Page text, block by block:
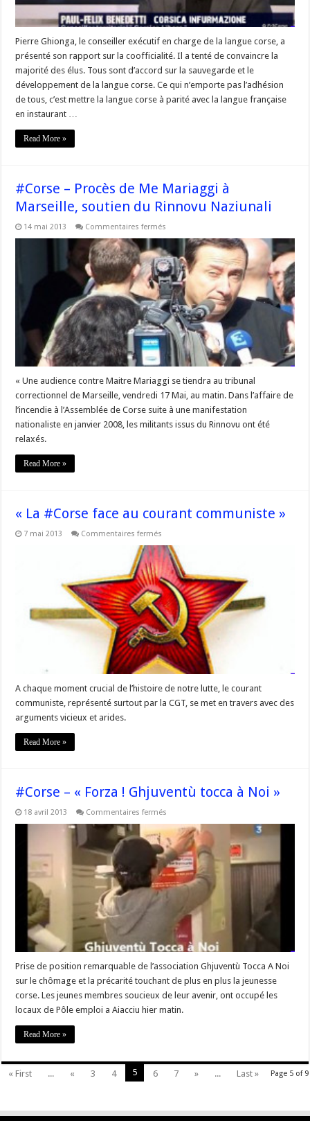
l’Assemblée
de
Pierre Ghionga, le conseiller exécutif en charge de la langue corse, a
présenté son rapport sur la coofficialité. Il a tenté de convaincre la
majorité des élus. Tous sont d’accord sur la sauvegarde et le
développement de la langue corse. Ce qui n’emporte pas l’adhésion
de tous, c’est mettre la langue corse à parité avec la langue française
en instaurant …
Read More »
#Corse – Procès de Me Mariaggi à
Marseille, soutien du Rinnovu Naziunali
14 mai 2013 Commentaires fermés
Procès
de
Me
Mariaggi
à
Marseille,
soutien
du
Rinnovu
Naziunali
« Une audience contre Maitre Mariaggi se tiendra au tribunal
correctionnel de Marseille, vendredi 17 Mai, au matin. Dans l’affaire de
l’incendie à l’Assemblée de Corse suite à une manifestation
nationaliste en janvier 2008, les militants issus du Rinnovu ont été
relaxés.
Read More »
« La #Corse face au courant communiste »
7 mai 2013 Commentaires fermés
#Corse
face
au
courant
communiste »
A chaque moment crucial de l’histoire de notre lutte, le courant
communiste, représenté surtout par la CGT, se met en travers avec des
arguments vicieux et arides.
Read More »
#Corse – « Forza ! Ghjuventù tocca à Noi »
18 avril 2013 Commentaires fermés
–
« Forza
!
Ghjuventù
tocca
à
Noi »
Prise de position remarquable de l’association Ghjuventù Tocca A Noi
sur le chômage et la précarité touchant de plus en plus la jeunesse
corse. Les jeunes membres soucieux de leur avenir, ont occupé les
locaux de Pôle emploi a Aiacciu hier matin.
Read More »
Page 5 of 9
« First ... « 3 4 5 6 7 » ... Last »